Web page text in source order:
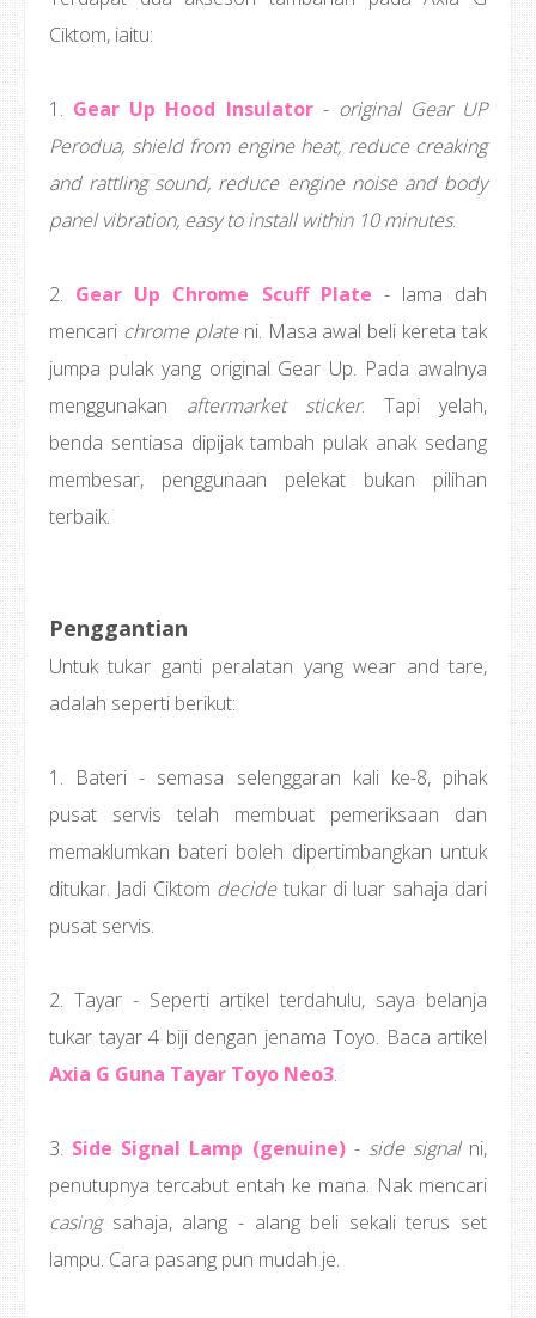
Ciktom, iaitu:
1. Gear Up Hood Insulator- original Gear UP
Perodua, shield from engine heat, reduce creaking
and rattling sound, reduce engine noise and body
panel vibration, easy to install within 10 minutes.
2. Gear Up Chrome Scuff Plate - lama dah
mencari chrome plateni. Masa awal beli kereta tak
jumpa pulak yang original Gear Up. Pada awalnya
menggunakan aftermarket sticker. Tapi yelah,
benda sentiasa dipijak tambah pulak anak sedang
membesar, penggunaan pelekat bukan pilihan
terbaik.
Penggantian
Untuk tukar ganti peralatan yang wear and tare,
adalah seperti berikut:
1. Bateri - semasa selenggaran kali ke-8, pihak
pusat servis telah membuat pemeriksaan dan
memaklumkan bateri boleh dipertimbangkan untuk
ditukar. Jadi Ciktom decidetukar di luar sahaja dari
pusat servis.
2. Tayar - Seperti artikel terdahulu, saya belanja
tukar tayar 4 biji dengan jenama Toyo. Baca artikel
Axia G Guna Tayar Toyo Neo3.
3. Side Signal Lamp (genuine)- side signalni,
penutupnya tercabut entah ke mana. Nak mencari
casingsahaja, alang - alang beli sekali terus set
lampu. Cara pasang pun mudah je.